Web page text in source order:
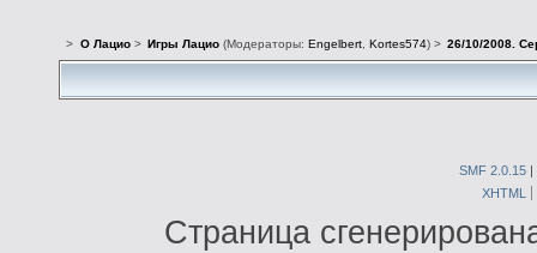
> О Лацио> Игры Лацио(Модераторы: Engelbert, Kortes574) > 26/10/2008.
SMF 2.0.15 |
XHTML
Страница